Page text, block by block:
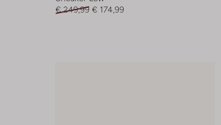
€ 249,99 € 174,99